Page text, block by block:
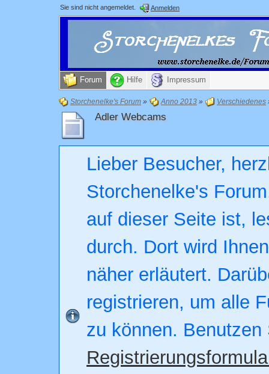
Sie sind nicht angemeldet. Anmelden
Forum Hilfe Impressum
Storchenelke's Forum » Anno 2013 » Verschiedenes
Adler Webcams
Lieber Besucher,
Storchenelke's
auf dieser Seite ist,
durch. Dort wird
näher erläutert.
registrieren, um alle
zu können. Benutzen